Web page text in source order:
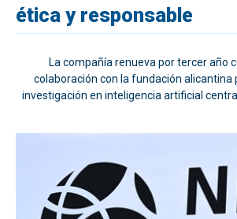
ética y responsable
La compañía renueva por tercer año
colaboración con la fundación alicantina
investigación en inteligencia artificial